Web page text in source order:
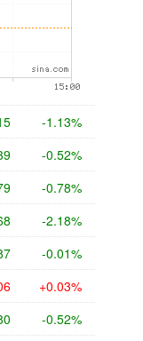
-1.13%
-0.52%
-0.78%
-2.18%
-0.01%
+0.03%
-0.52%